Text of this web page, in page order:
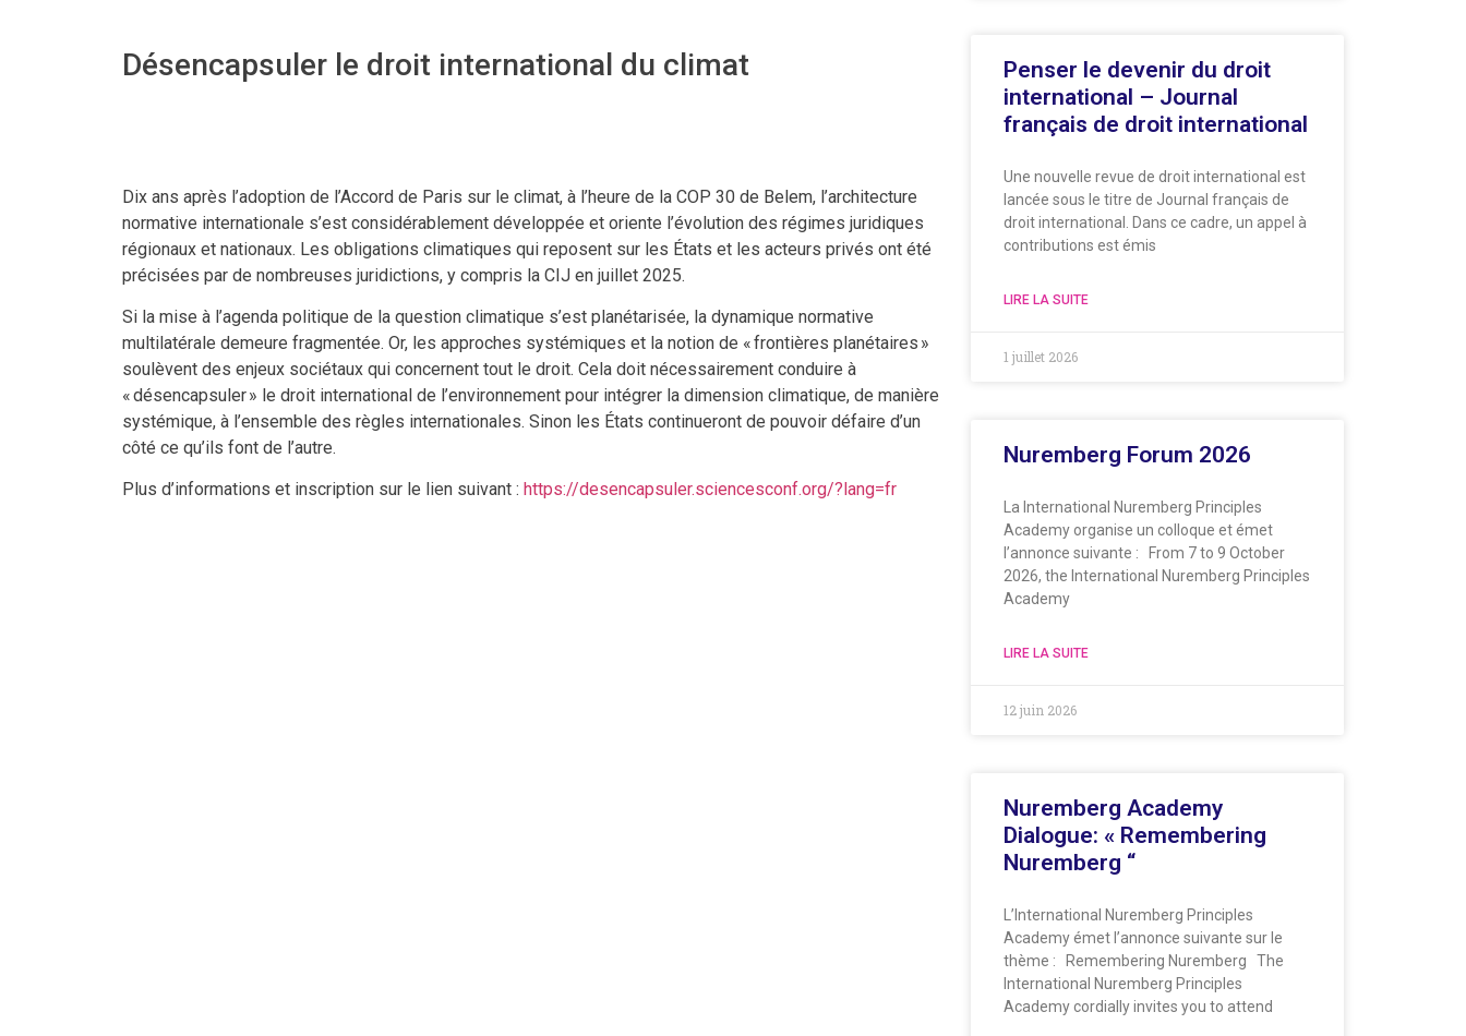
Désencapsuler le droit international du climat
Dix ans après l’adoption de l’Accord de Paris sur le climat, à l’heure de la COP 30 de Belem, l’architecture
normative internationale s’est considérablement développée et oriente l’évolution des régimes juridiques
régionaux et nationaux. Les obligations climatiques qui reposent sur les États et les acteurs privés ont été
précisées par de nombreuses juridictions, y compris la CIJ en juillet 2025.
Si la mise à l’agenda politique de la question climatique s’est planétarisée, la dynamique normative
multilatérale demeure fragmentée. Or, les approches systémiques et la notion de « frontières planétaires »
soulèvent des enjeux sociétaux qui concernent tout le droit. Cela doit nécessairement conduire à
« désencapsuler » le droit international de l’environnement pour intégrer la dimension climatique, de manière
systémique, à l’ensemble des règles internationales. Sinon les États continueront de pouvoir défaire d’un
côté ce qu’ils font de l’autre.
Plus d’informations et inscription sur le lien suivant : https://desencapsuler.sciencesconf.org/?lang=fr
Penser le devenir du droit
international – Journal
français de droit international
Une nouvelle revue de droit international est
lancée sous le titre de Journal français de
droit international. Dans ce cadre, un appel à
contributions est émis
LIRE LA SUITE
1 juillet 2026
Nuremberg Forum 2026
La International Nuremberg Principles
Academy organise un colloque et émet
l’annonce suivante : From 7 to 9 October
2026, the International Nuremberg Principles
Academy
LIRE LA SUITE
12 juin 2026
Nuremberg Academy
Dialogue: « Remembering
Nuremberg “
L’International Nuremberg Principles
Academy émet l’annonce suivante sur le
thème : Remembering Nuremberg The
International Nuremberg Principles
Academy cordially invites you to attend